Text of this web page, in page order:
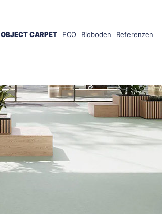
OBJECT CARPET ECO Bioboden Referenzen